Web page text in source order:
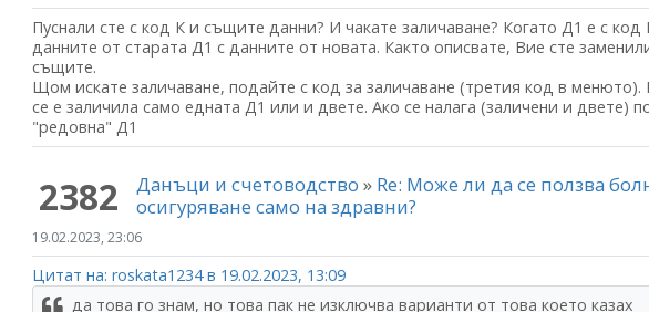
Пуснали сте с код К и същите данни? И чакате заличаване? Когато Д1 е с код
данните от старата Д1 с данните от новата. Както описвате, Вие сте
същите.
Щом искате заличаване, подайте с код за заличаване (третия код в менюто).
се е заличила само едната Д1 или и двете. Ако се налага (заличени и двете)
"редовна" Д1
2382 Данъци и счетоводство » Re: Може ли да се ползва
осигуряване само на здравни?
19.02.2023, 23:06
Цитат на: roskata1234 в 19.02.2023, 13:09
да това го знам, но това пак не изключва варианти от това което казах